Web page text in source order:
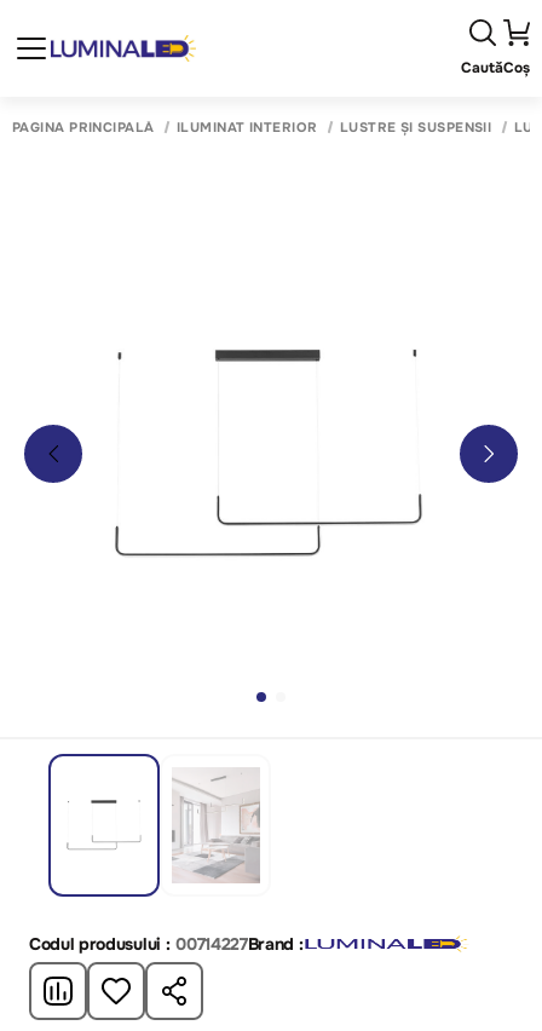
CautăCoș
PAGINA PRINCIPALĂ ILUMINAT INTERIOR LUSTRE ȘI SUSPENSII
Codul produsului : 00714227Brand :